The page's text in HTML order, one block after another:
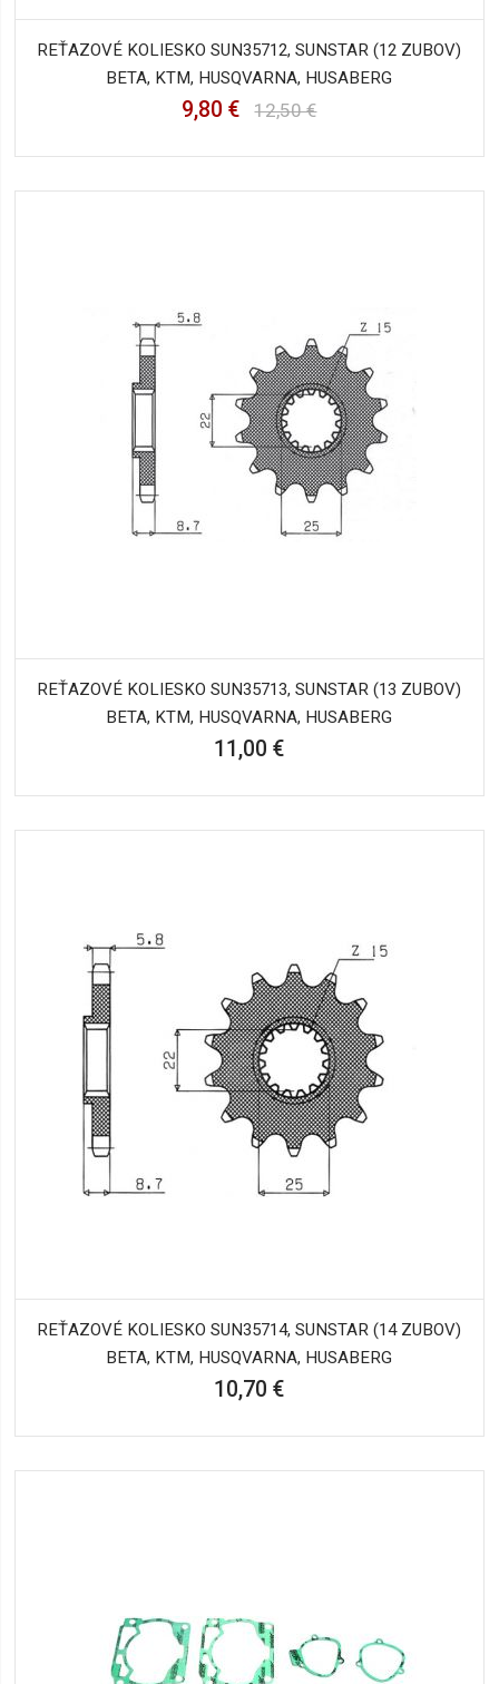
REŤAZOVÉ KOLIESKO SUN35712, SUNSTAR (12 ZUBOV)
BETA, KTM, HUSQVARNA, HUSABERG
9,80 € 12,50 €
REŤAZOVÉ KOLIESKO SUN35713, SUNSTAR (13 ZUBOV)
BETA, KTM, HUSQVARNA, HUSABERG
11,00 €
REŤAZOVÉ KOLIESKO SUN35714, SUNSTAR (14 ZUBOV)
BETA, KTM, HUSQVARNA, HUSABERG
10,70 €